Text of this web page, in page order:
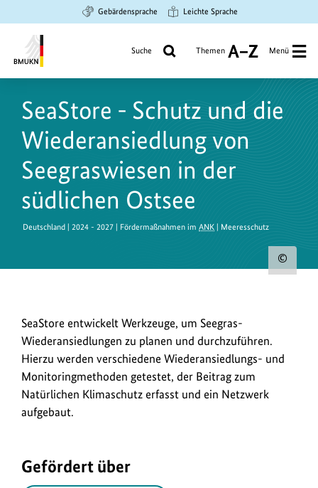
Hauptinhalt
springen
Suche
springen
Hauptnavigation
springen
Gebärdensprache Leichte Sprache
Umwelt,
Naturschutz
und
nukleare
Sicherheit
Suche Themen
A
Z
Menü
SeaStore - Schutz und die
Wiederansiedlung von
Seegraswiesen in der
südlichen Ostsee
Deutschland | 2024 - 2027 | Fördermaßnahmen imANK | Meeresschutz
SeaStore entwickelt Werkzeuge, um Seegras-
Wiederansiedlungen zu planen und durchzuführen.
Hierzu werden verschiedene Wiederansiedlungs- und
Monitoringmethoden getestet, der Beitrag zum
Natürlichen Klimaschutz erfasst und ein Netzwerk
aufgebaut.
Gefördert über